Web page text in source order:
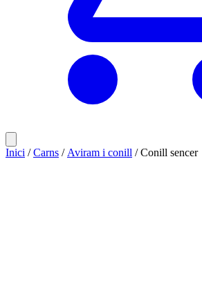
Inici /Carns / Aviram i conill / Conill sencer